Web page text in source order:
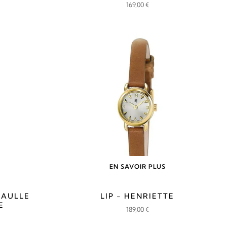
169,00€
EN SAVOIR PLUS
LIP - HENRIETTE
189,00€